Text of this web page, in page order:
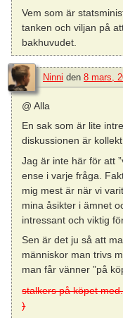
Vem som är
tanken och viljan på
bakhuvudet.
Ninni den 8 mars,
@ Alla
En sak som är lite
diskussionen är
Jag är inte här för att
ense i varje fråga.
mig mest är när vi
mina åsikter i ämnet
intressant och viktig
Sen är det ju så att
människor man trivs
man får vänner ”på
stalkers på köpet
)